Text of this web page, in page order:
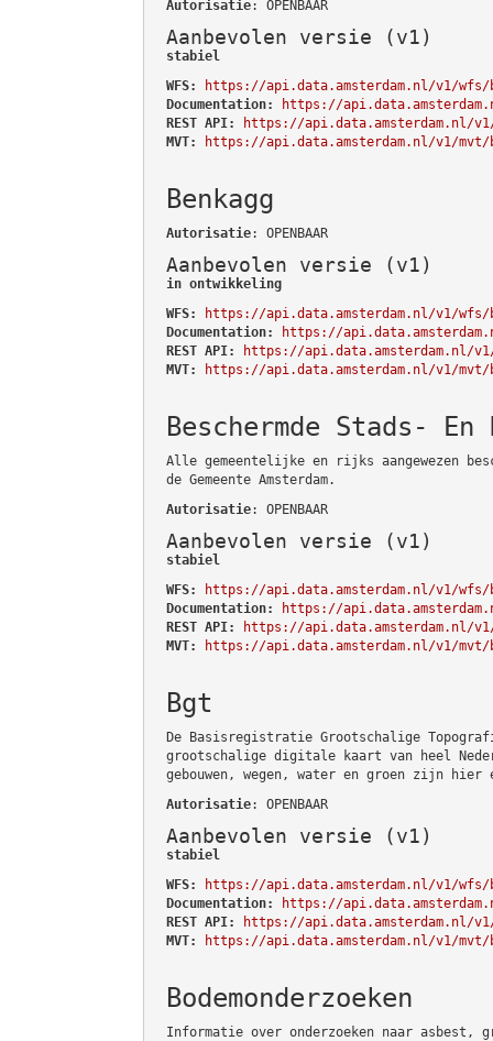
Autorisatie: OPENBAAR
Aanbevolen versie (v1)
stabiel
WFS:
https://api.data.amsterdam.nl/v1/wfs/
Documentation:
https://
REST API:
https://api.data.amsterdam.nl/
MVT:
https://api.data.amsterdam.nl/v1/mvt/
Benkagg
Autorisatie: OPENBAAR
Aanbevolen versie (v1)
in ontwikkeling
WFS:
https://api.data.amsterdam.nl/v1/wfs/
Documentation:
https://
REST API:
https://api.data.amsterdam.nl/v1/
MVT:
https://api.data.amsterdam.nl/v1/mvt/
Beschermde Stads-
Alle gemeentelijke en rijks aangewezen
de Gemeente Amsterdam.
Autorisatie: OPENBAAR
Aanbevolen versie (v1)
stabiel
WFS:
https://api.data.amsterdam.nl/v1/wfs/
Documentation:
https://
REST API:
https://api.data.amsterdam.nl/v1/
MVT:
https://api.data.amsterdam.nl/v1/mvt/
Bgt
De Basisregistratie Grootschalige
grootschalige digitale kaart van heel
gebouwen, wegen, water en groen zijn hier
Autorisatie: OPENBAAR
Aanbevolen versie (v1)
stabiel
WFS:
https://api.data.amsterdam.nl/v1/wfs/
Documentation:
https://
REST API:
https://api.data.amsterdam.nl/
MVT:
https://api.data.amsterdam.nl/v1/mvt/
Bodemonderzoeken
Informatie over onderzoeken naar asbest,